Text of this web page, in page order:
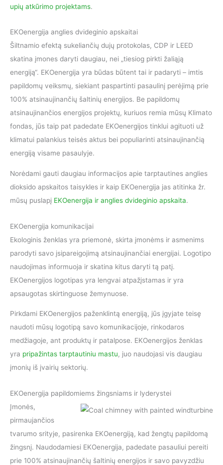
upių atkūrimo projektams.
EKOenergija anglies dvideginio apskaitai
Šiltnamio efektą sukeliančių dujų protokolas, CDP ir LEED
skatina įmones daryti daugiau, nei „tiesiog pirkti žaliąją
energiją“. EKOenergija yra būdas būtent tai ir padaryti – imtis
papildomų veiksmų, siekiant paspartinti pasaulinį perėjimą prie
100% atsinaujinančių šaltinių energijos. Be papildomų
atsinaujinančios energijos projektų, kuriuos remia mūsų Klimato
fondas, jūs taip pat padedate EKOenergijos tinklui agituoti už
klimatui palankius teisės aktus bei populiarinti atsinaujinančią
energiją visame pasaulyje.
Norėdami gauti daugiau informacijos apie tarptautines anglies
dioksido apskaitos taisykles ir kaip EKOenergija jas atitinka žr.
mūsų puslapį EKOenergija ir anglies dvideginio apskaita.
EKOenergija komunikacijai
Ekologinis ženklas yra priemonė, skirta įmonėms ir asmenims
parodyti savo įsipareigojimą atsinaujinančiai energijai. Logotipo
naudojimas informuoja ir skatina kitus daryti tą patį.
EKOenergijos logotipas yra lengvai atpažįstamas ir yra
apsaugotas skirtinguose žemynuose.
Pirkdami EKOenergijos paženklintą energiją, jūs įgyjate teisę
naudoti mūsų logotipą savo komunikacijoje, rinkodaros
medžiagoje, ant produktų ir patalpose. EKOenergijos ženklas
yra pripažintas tarptautiniu mastu, juo naudojasi vis daugiau
įmonių iš įvairių sektorių.
EKOenergija papildomiems žingsniams ir lyderystei
Įmonės,
pirmaujančios
tvarumo srityje, pasirenka EKOenergiją, kad žengtų papildomą
žingsnį. Naudodamiesi EKOenergija, padedate pasauliui pereiti
prie 100% atsinaujinančių šaltinių energijos ir savo pavyzdžiu